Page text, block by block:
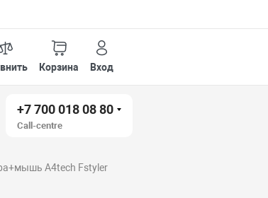
Корзина Вход
+7 700 018 08 80
Call-centre
A4tech Fstyler